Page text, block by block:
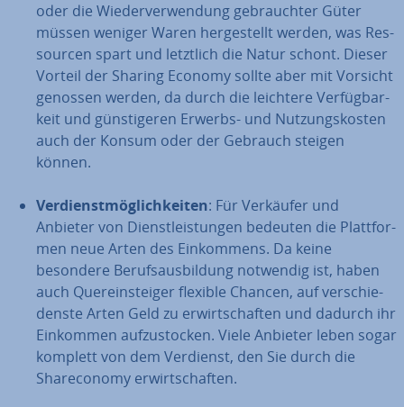
oder die Wie­der­ver­wen­dung ge­brauch­ter Güter
müssen weniger Waren her­ge­stellt werden, was Res­
sour­cen spart und letztlich die Natur schont. Dieser
Vorteil der Sharing Economy sollte aber mit Vorsicht
genossen werden, da durch die leichtere Ver­füg­bar­
keit und güns­ti­ge­ren Erwerbs- und Nut­zungs­kos­ten
auch der Konsum oder der Gebrauch steigen
können.
Ver­dienst­mög­lich­kei­ten: Für Verkäufer und
Anbieter von Dienst­leis­tun­gen bedeuten die Platt­for­
men neue Arten des Ein­kom­mens. Da keine
besondere Be­rufs­aus­bil­dung notwendig ist, haben
auch Quer­ein­stei­ger flexible Chancen, auf ver­schie­
dens­te Arten Geld zu er­wirt­schaf­ten und dadurch ihr
Einkommen auf­zu­sto­cken. Viele Anbieter leben sogar
komplett von dem Verdienst, den Sie durch die
Share­co­no­my er­wirt­schaf­ten.